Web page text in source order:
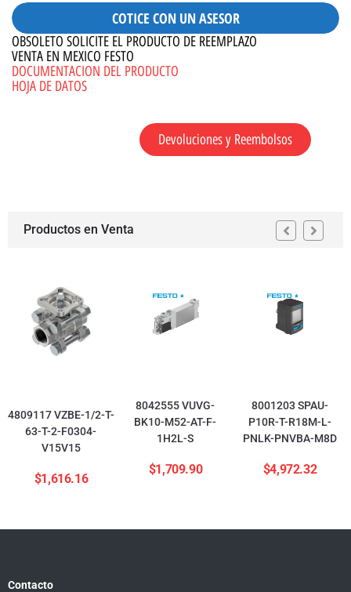
COTICE CON UN ASESOR
OBSOLETO SOLICITE EL PRODUCTO DE REEMPLAZO
VENTA EN MEXICO FESTO
DOCUMENTACION DEL PRODUCTO
HOJA DE DATOS
Devoluciones y Reembolsos
Productos en Venta
4809117 VZBE-1/2-T-
63-T-2-F0304-
V15V15
$1,616.16
8042555 VUVG-
BK10-M52-AT-F-
1H2L-S
$1,709.90
8001203 SPAU-
P10R-T-R18M-L-
PNLK-PNVBA-M8D
$4,972.32
Contacto